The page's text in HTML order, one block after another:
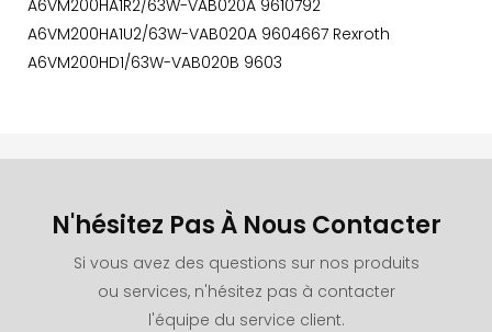
A6VM200HA1R2/63W-VAB020A 9610792
A6VM200HA1U2/63W-VAB020A 9604667 Rexroth
A6VM200HD1/63W-VAB020B 9603
N'hésitez Pas À Nous Contacter
Si vous avez des questions sur nos produits
ou services, n'hésitez pas à contacter
l'équipe du service client.